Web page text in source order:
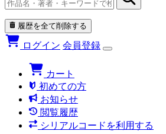
履歴を全て削除する
ログイン 会員登録
カート
初めての方
お知らせ
閲覧履歴
シリアルコードを利用する